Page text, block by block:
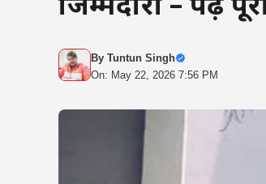
जिम्मेदारी – पढ़े
By Tuntun Singh
On: May 22, 2026 7:56 PM